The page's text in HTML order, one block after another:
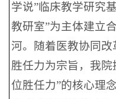
学说”临床教学研究
教研室”为主体建立
河。随着医教协同
胜任力为宗旨，我
位胜任力”的核心理